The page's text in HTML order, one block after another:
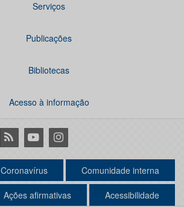
Serviços
Publicações
Bibliotecas
Acesso à informação
RSS YoutubeInstagram
Coronavírus Comunidade interna
Ações afirmativas Acessibilidade